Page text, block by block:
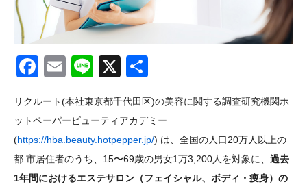
Facebook
EmailLine
X
リクルート(本社東京都千代田区)の美容に関する調査研究機関ホ
ットペーパービューティアカデミー
(https://hba.beauty.hotpepper.jp/) は、全国の人口20万人以上の
都 市居住者のうち、15〜69歳の男女1万3,200人を対象に、 過去
1年間におけるエステサロン（フェイシャル、ボディ・痩身）の